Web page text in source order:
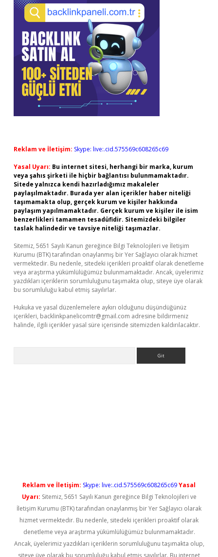
Reklam ve İletişim: Skype: live:.cid.575569c608265c69
Yasal Uyarı: Bu internet sitesi, herhangi bir marka, kurum
veya şahıs şirketi ile hiçbir bağlantısı bulunmamaktadır.
Sitede yalnızca kendi hazırladığımız makaleler
paylaşılmaktadır. Burada yer alan içerikler haber niteliği
taşımamakta olup, gerçek kurum ve kişiler hakkında
paylaşım yapılmamaktadır. Gerçek kurum ve kişiler ile isim
benzerlikleri tamamen tesadüfidir. Sitemizdeki bilgiler
taslak halindedir ve tavsiye niteliği taşımazlar.
Sitemiz, 5651 Sayılı Kanun gereğince Bilgi Teknolojileri ve İletişim
Kurumu (BTK) tarafından onaylanmış bir Yer Sağlayıcı olarak hizmet
vermektedir. Bu nedenle, sitedeki içerikleri proaktif olarak denetleme
veya araştırma yükümlülüğümüz bulunmamaktadır. Ancak, üyelerimiz
yazdıkları içeriklerin sorumluluğunu taşımakta olup, siteye üye olarak
bu sorumluluğu kabul etmiş sayılırlar.
Hukuka ve yasal düzenlemelere aykırı olduğunu düşündüğünüz
içerikleri, backlinkpanelicomtr@gmail.com adresine bildirmeniz
halinde, ilgili içerikler yasal süre içerisinde sitemizden kaldırılacaktır.
Reklam ve İletişim: Skype: live:.cid.575569c608265c69Yasal
Uyarı: Sitemiz, 5651 Sayılı Kanun gereğince Bilgi Teknolojileri ve
İletişim Kurumu (BTK) tarafından onaylanmış bir Yer Sağlayıcı olarak
hizmet vermektedir. Bu nedenle, sitedeki içerikleri proaktif olarak
denetleme veya araştırma yükümlülüğümüz bulunmamaktadır.
Ancak, üyelerimiz yazdıkları içeriklerin sorumluluğunu taşımakta olup,
siteye üye olarak bu sorumluluğu kabul etmiş sayılırlar. Bu internet